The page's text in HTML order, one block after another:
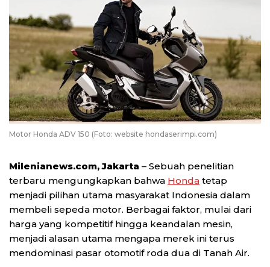
Motor Honda ADV 150 (Foto: website hondaserimpi.com)
Milenianews.com, Jakarta – Sebuah penelitian
terbaru mengungkapkan bahwa Honda tetap
menjadi pilihan utama masyarakat Indonesia dalam
membeli sepeda motor. Berbagai faktor, mulai dari
harga yang kompetitif hingga keandalan mesin,
menjadi alasan utama mengapa merek ini terus
mendominasi pasar otomotif roda dua di Tanah Air.